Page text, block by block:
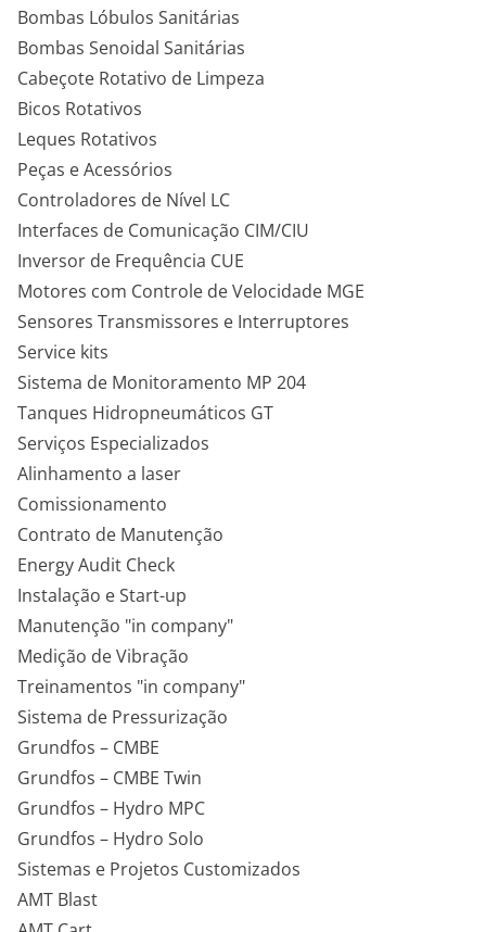
Bombas Lóbulos Sanitárias
Bombas Senoidal Sanitárias
Cabeçote Rotativo de Limpeza
Bicos Rotativos
Leques Rotativos
Peças e Acessórios
Controladores de Nível LC
Interfaces de Comunicação CIM/CIU
Inversor de Frequência CUE
Motores com Controle de Velocidade MGE
Sensores Transmissores e Interruptores
Service kits
Sistema de Monitoramento MP 204
Tanques Hidropneumáticos GT
Serviços Especializados
Alinhamento a laser
Comissionamento
Contrato de Manutenção
Energy Audit Check
Instalação e Start-up
Manutenção "in company"
Medição de Vibração
Treinamentos "in company"
Sistema de Pressurização
Grundfos – CMBE
Grundfos – CMBE Twin
Grundfos – Hydro MPC
Grundfos – Hydro Solo
Sistemas e Projetos Customizados
AMT Blast